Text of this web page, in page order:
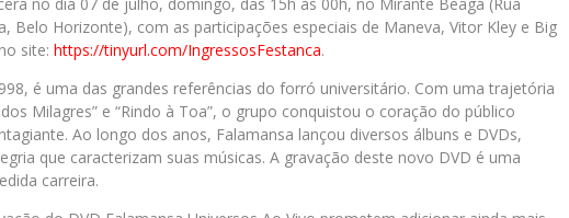
Belo Horizonte), com as participações especiais de Maneva, Vitor Kley e Big
site: https://tinyurl.com/IngressosFestanca.
é uma das grandes referências do forró universitário. Com uma trajetória
Milagres” e “Rindo à Toa”, o grupo conquistou o coração do público
Ao longo dos anos, Falamansa lançou diversos álbuns e DVDs,
que caracterizam suas músicas. A gravação deste novo DVD é uma
carreira.